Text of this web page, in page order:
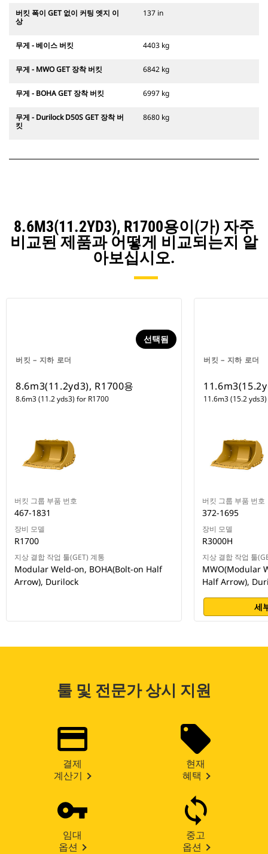
버킷 폭이 GET 없이 커팅 엣지 이
상
137 in
무게 - 베이스 버킷 4403 kg
무게 - MWO GET 장착 버킷 6842 kg
무게 - BOHA GET 장착 버킷 6997 kg
무게 - Durilock D50S GET 장착 버
킷
8680 kg
8.6M3(11.2YD3), R1700용이(가) 자주
비교된 제품과 어떻게 비교되는지 알
아보십시오.
버킷 – 지하 로더
선택됨
8.6m3(11.2yd3), R1700용
8.6m3 (11.2 yds3) for R1700
버킷 그룹 부품 번호
467-1831
장비 모델
R1700
지상 결합 작업 툴(GET) 계통
Modular Weld-on, BOHA(Bolt-on Half
Arrow), Durilock
버킷 – 지하 로더
11.6m3 (15.2
버킷 그룹 부품 번호
372-1695
장비 모델
R3000H
지상 결합 작업 툴
MWO(Modular
Half Arrow),
세
툴 및 전문가 상시 지원
결제
계산기
현재
혜택
임대
옵션
중고
옵션